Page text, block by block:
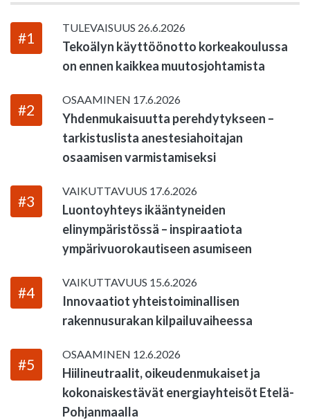
#1
TULEVAISUUS 26.6.2026
Tekoälyn käyttöönotto korkeakoulussa
on ennen kaikkea muutosjohtamista
#2
OSAAMINEN 17.6.2026
Yhdenmukaisuutta perehdytykseen –
tarkistuslista anestesiahoitajan
osaamisen varmistamiseksi
#3
VAIKUTTAVUUS 17.6.2026
Luontoyhteys ikääntyneiden
elinympäristössä – inspiraatiota
ympärivuorokautiseen asumiseen
#4
VAIKUTTAVUUS 15.6.2026
Innovaatiot yhteistoiminallisen
rakennusurakan kilpailuvaiheessa
#5
OSAAMINEN 12.6.2026
Hiilineutraalit, oikeudenmukaiset ja
kokonaiskestävät energiayhteisöt Etelä-
Pohjanmaalla